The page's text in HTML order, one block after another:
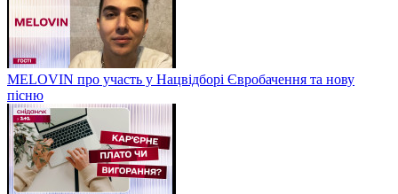
MELOVIN про участь у Нацвідборі Євробачення та нову
пісню